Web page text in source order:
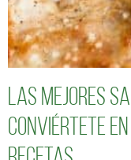
Las mejores
Conviértete